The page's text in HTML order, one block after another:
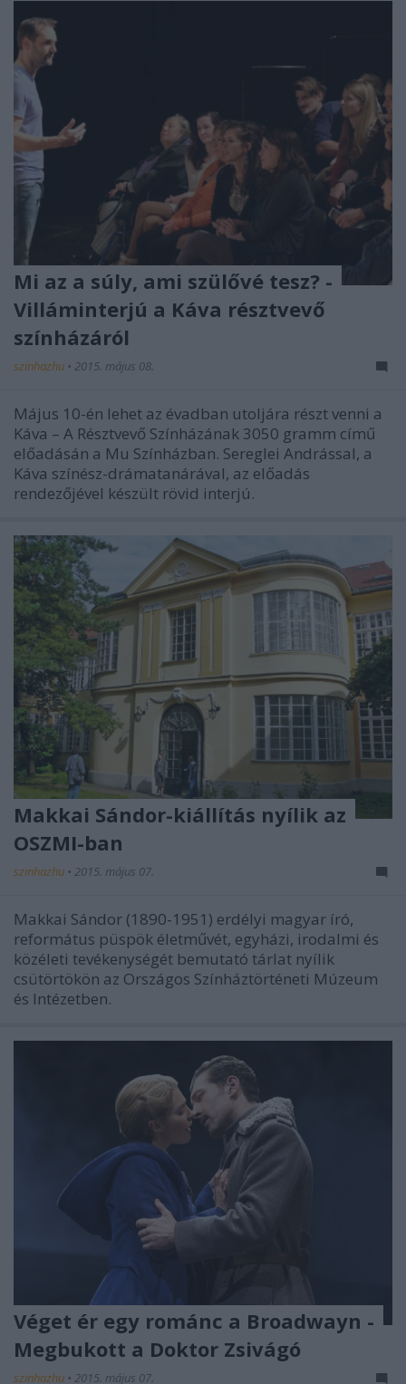
Mi az a súly, ami szülővé tesz? -
Villáminterjú a Káva résztvevő
színházáról
szinhazhu • 2015. május 08.
Május 10-én lehet az évadban utoljára részt venni a
Káva – A Résztvevő Színházának 3050 gramm című
előadásán a Mu Színházban. Sereglei Andrással, a
Káva színész-drámatanárával, az előadás
rendezőjével készült rövid interjú.
Makkai Sándor-kiállítás nyílik az
OSZMI-ban
szinhazhu • 2015. május 07.
Makkai Sándor (1890-1951) erdélyi magyar író,
református püspök életművét, egyházi, irodalmi és
közéleti tevékenységét bemutató tárlat nyílik
csütörtökön az Országos Színháztörténeti Múzeum
és Intézetben.
Véget ér egy románc a Broadwayn -
Megbukott a Doktor Zsivágó
szinhazhu • 2015. május 07.